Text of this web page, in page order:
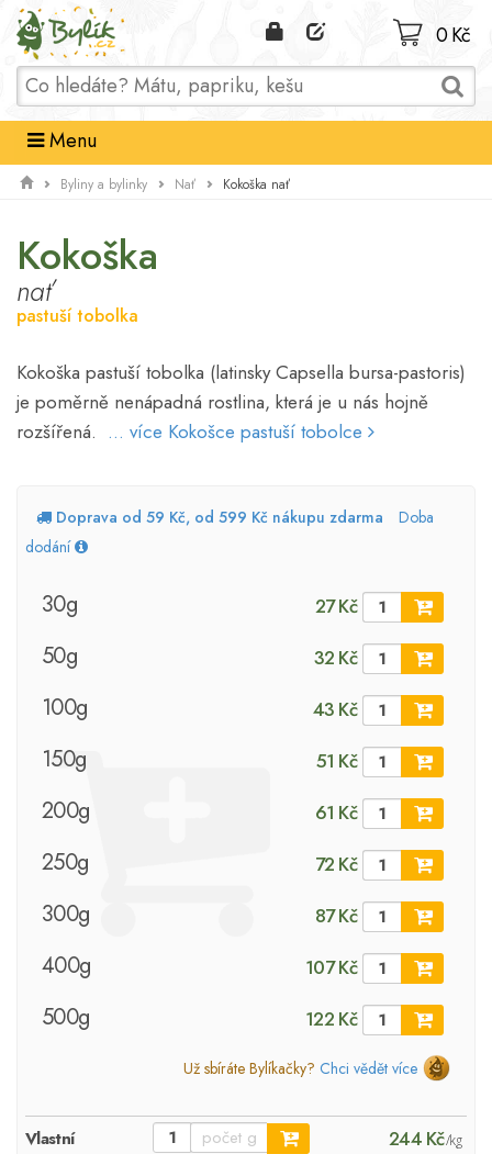
Domů
0 Kč
Menu
Byliny a bylinky Nať Kokoška nať
Kokoška
nať
pastuší tobolka
Kokoška pastuší tobolka (latinsky Capsella bursa-pastoris)
je poměrně nenápadná rostlina, která je u nás hojně
rozšířená. ... více Kokošce pastuší tobolce
Doprava od 59 Kč, od 599 Kč nákupu zdarma
Doba
dodání
30g 27 Kč
50g 32 Kč
100g 43 Kč
150g 51 Kč
200g 61 Kč
250g 72 Kč
300g 87 Kč
400g 107 Kč
500g 122 Kč
Už sbíráte Bylíkačky? Chci vědět více
Vlastní 244 Kč/kg